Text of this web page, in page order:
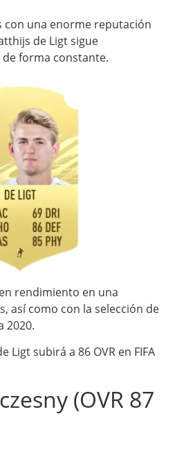
con una enorme reputación
de Ligt sigue
forma constante.
rendimiento en una
así como con la selección de
2020.
Ligt subirá a 86 OVR en FIFA
(OVR 87